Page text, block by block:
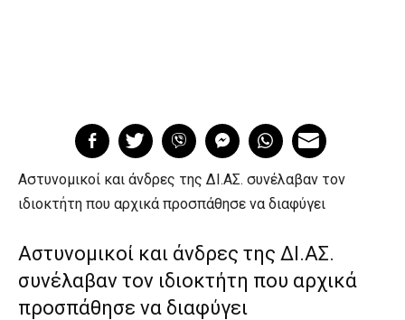
Αστυνομικοί και άνδρες της ΔΙ.ΑΣ. συνέλαβαν τον
ιδιοκτήτη που αρχικά προσπάθησε να διαφύγει
Αστυνομικοί και άνδρες της ΔΙ.ΑΣ.
συνέλαβαν τον ιδιοκτήτη που αρχικά
προσπάθησε να διαφύγει